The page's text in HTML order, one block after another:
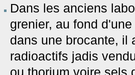
Dans les anciens
grenier, au fond
dans une brocante, il
radioactifs jadis
ou thorium voire sels